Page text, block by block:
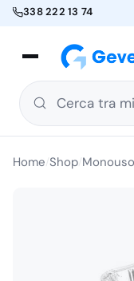
338 222 13 74
Cerca tra
Home Shop Monouso